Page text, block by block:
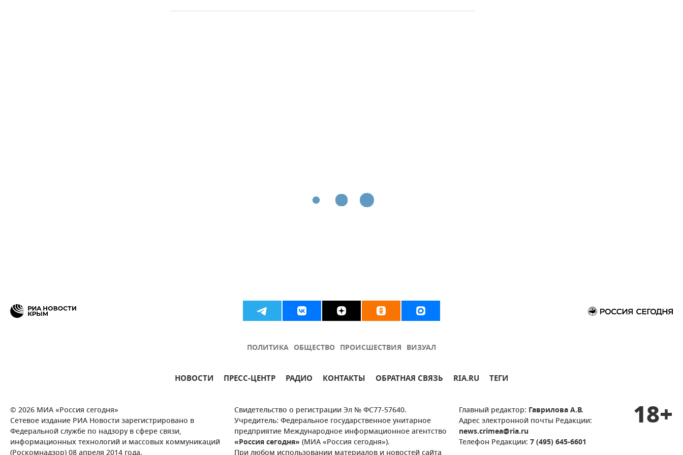
ПОЛИТИКА ОБЩЕСТВО ПРОИСШЕСТВИЯ ВИЗУАЛ
НОВОСТИ ПРЕСС-ЦЕНТР РАДИО КОНТАКТЫ ОБРАТНАЯ СВЯЗЬ RIA.RU ТЕГИ
© 2026 МИА «Россия сегодня»
Сетевое издание РИА Новости зарегистрировано в
Федеральной службе по надзору в сфере связи,
информационных технологий и массовых коммуникаций
Свидетельство о регистрации Эл № ФС77-57640.
Учредитель: Федеральное государственное унитарное
предприятие Международное информационное агентство
«Россия сегодня» (МИА «Россия сегодня»).
Главный редактор: Гаврилова А.В.
Адрес электронной почты Редакции:
news.crimea@ria.ru
Телефон Редакции: 7 (495) 645-6601
18+